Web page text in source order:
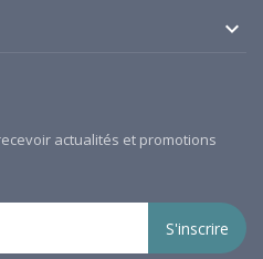

actualités et promotions
S'inscrire